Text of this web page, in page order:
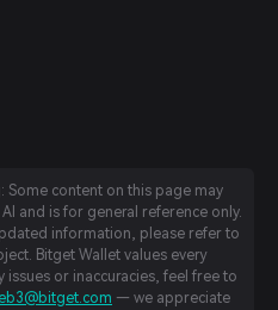
Some content on this page may
and is for general reference only.
information, please refer to
Bitget Wallet values every
issues or inaccuracies, feel free to
— we appreciate